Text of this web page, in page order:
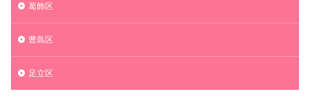
葛飾区
豊島区
足立区